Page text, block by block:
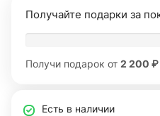
Получайте подарки за
Получи подарок от 2 200 ₽
Есть в наличии